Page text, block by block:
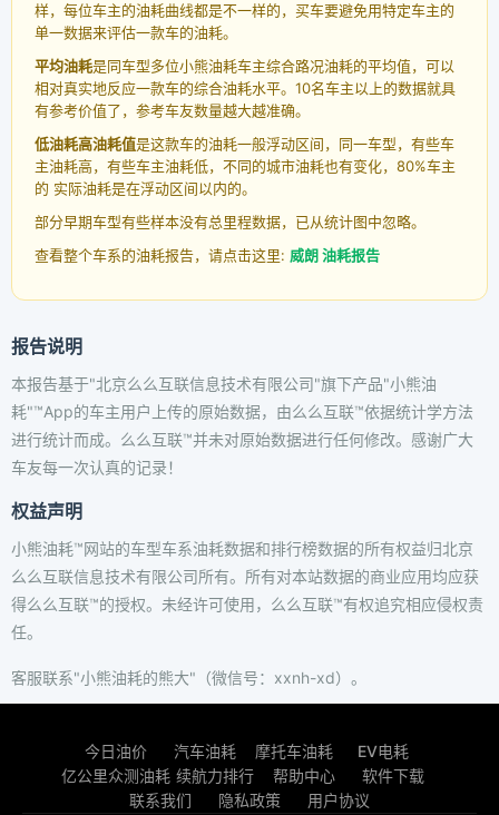
样，每位车主的油耗曲线都是不一样的，买车要避免用特定车主的
单一数据来评估一款车的油耗。
平均油耗是同车型多位小熊油耗车主综合路况油耗的平均值，可以
相对真实地反应一款车的综合油耗水平。10名车主以上的数据就具
有参考价值了，参考车友数量越大越准确。
低油耗高油耗值是这款车的油耗一般浮动区间，同一车型，有些车
主油耗高，有些车主油耗低，不同的城市油耗也有变化，80%车主
的 实际油耗是在浮动区间以内的。
部分早期车型有些样本没有总里程数据，已从统计图中忽略。
查看整个车系的油耗报告，请点击这里: 威朗 油耗报告
报告说明
本报告基于"北京么么互联信息技术有限公司"旗下产品"小熊油
耗"™App的车主用户上传的原始数据，由么么互联™依据统计学方法
进行统计而成。么么互联™并未对原始数据进行任何修改。感谢广大
车友每一次认真的记录！
权益声明
小熊油耗™网站的车型车系油耗数据和排行榜数据的所有权益归北京
么么互联信息技术有限公司所有。所有对本站数据的商业应用均应获
得么么互联™的授权。未经许可使用，么么互联™有权追究相应侵权责
任。
客服联系"小熊油耗的熊大"（微信号：xxnh-xd）。
今日油价 汽车油耗 摩托车油耗
EV电耗
亿公里众测油耗 续航力排行 帮助中心
软件下载
联系我们
隐私政策 用户协议